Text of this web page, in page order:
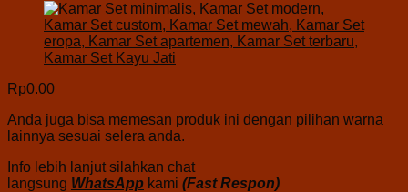
Rp0.00
Anda juga bisa memesan produk ini dengan pilihan warna
lainnya sesuai selera anda.
Info lebih lanjut silahkan chat
langsung WhatsApp kami (Fast Respon)